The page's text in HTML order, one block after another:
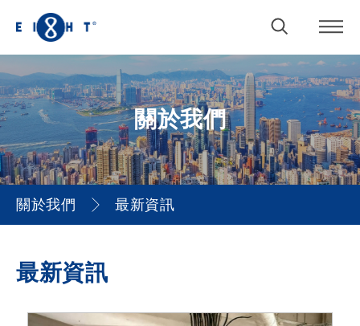
關於我們
關於我們 最新資訊
最新資訊